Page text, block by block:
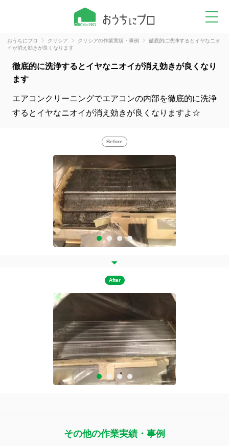
おうちにプロ クリシア クリシアの作業実績・事例
徹底的に洗浄するとイヤなニオ
イが消え効きが良くなります
徹底的に洗浄するとイヤなニオイが消え効きが良くなり
ます
エアコンクリーニングでエアコンの内部を徹底的に洗浄
するとイヤなニオイが消え効きが良くなりますよ☆
Before
After
その他の作業実績・事例